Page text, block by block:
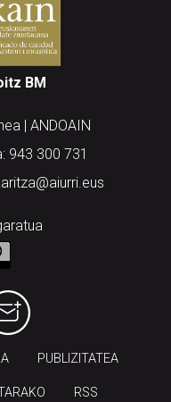
BM
| ANDOAIN
943 300 731
PUBLIZITATEA
RSS